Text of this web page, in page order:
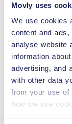
Movly uses
We use cookies
content and ads,
analyse website
information
advertising, and
with other data
from your use of
how we use
9–18 kg
15–36 kg